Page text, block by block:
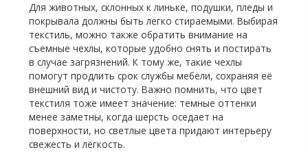
Для животных, склонных к линьке, подушки, пледы и
покрывала должны быть легко стираемыми. Выбирая
текстиль, можно также обратить внимание на
съемные чехлы, которые удобно снять и постирать
в случае загрязнений. К тому же, такие чехлы
помогут продлить срок службы мебели, сохраняя её
внешний вид и чистоту. Важно помнить, что цвет
текстиля тоже имеет значение: темные оттенки
менее заметны, когда шерсть оседает на
поверхности, но светлые цвета придают интерьеру
свежесть и лёгкость.